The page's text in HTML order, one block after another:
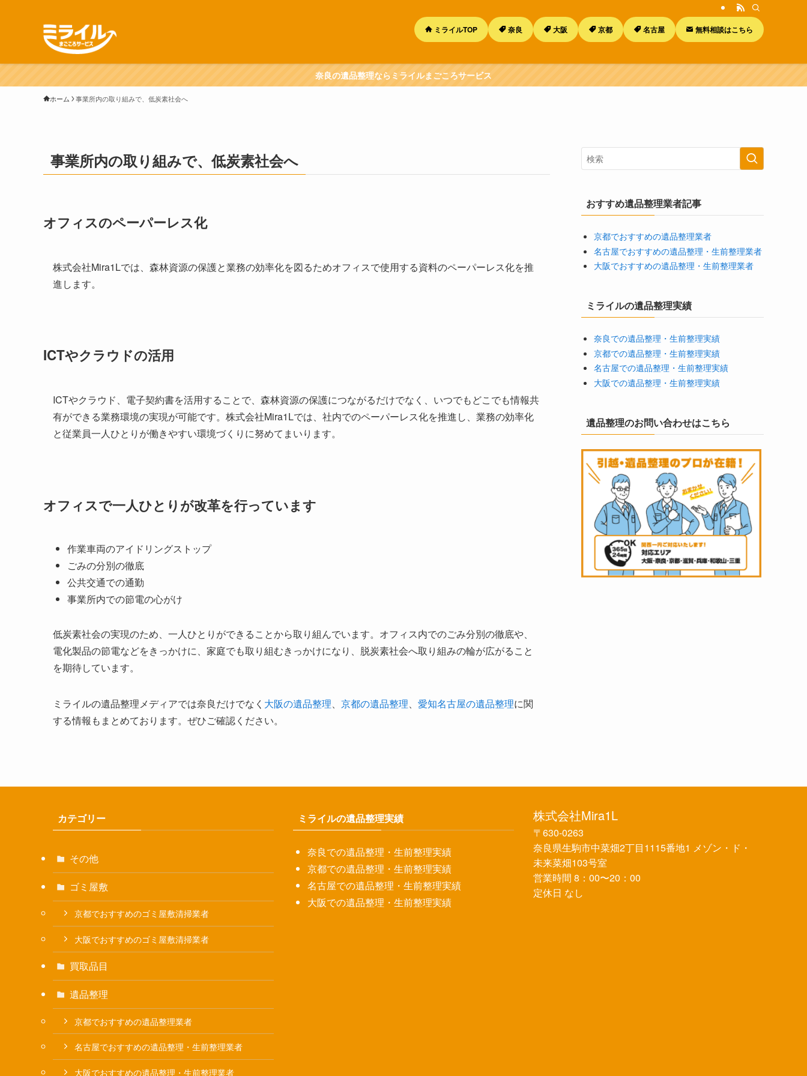
ミライルTOP 奈良 大阪 京都 名古屋 無料相談はこちら
奈良の遺品整理ならミライルまごころサービス
ホーム 事業所内の取り組みで、低炭素社会へ
事業所内の取り組みで、低炭素社会へ
オフィスのペーパーレス化
株式会社Mira1Lでは、森林資源の保護と業務の効率化を図るためオフィスで使用する資料のペーパーレス化を推
進します。
ICTやクラウドの活用
ICTやクラウド、電子契約書を活用することで、森林資源の保護につながるだけでなく、いつでもどこでも情報共
有ができる業務環境の実現が可能です。株式会社Mira1Lでは、社内でのペーパーレス化を推進し、業務の効率化
と従業員一人ひとりが働きやすい環境づくりに努めてまいります。
オフィスで一人ひとりが改革を行っています
作業車両のアイドリングストップ
ごみの分別の徹底
公共交通での通勤
事業所内での節電の心がけ
低炭素社会の実現のため、一人ひとりができることから取り組んでいます。オフィス内でのごみ分別の徹底や、
電化製品の節電などをきっかけに、家庭でも取り組むきっかけになり、脱炭素社会へ取り組みの輪が広がること
を期待しています。
ミライルの遺品整理メディアでは奈良だけでなく 大阪の遺品整理 京都の遺品整理 愛知名古屋の遺品整理に関
する情報もまとめております。ぜひご確認ください。
おすすめ遺品整理業者記事
京都でおすすめの遺品整理業者
名古屋でおすすめの遺品整理・生前整理業者
大阪でおすすめの遺品整理・生前整理業者
ミライルの遺品整理実績
奈良での遺品整理・生前整理実績
京都での遺品整理・生前整理実績
名古屋での遺品整理・生前整理実績
大阪での遺品整理・生前整理実績
遺品整理のお問い合わせはこちら
カテゴリー
その他
ゴミ屋敷
京都でおすすめのゴミ屋敷清掃業者
大阪でおすすめのゴミ屋敷清掃業者
買取品目
遺品整理
京都でおすすめの遺品整理業者
名古屋でおすすめの遺品整理・生前整理業者
大阪でおすすめの遺品整理・生前整理業者
ミライルの遺品整理実績
奈良での遺品整理・生前整理実績
京都での遺品整理・生前整理実績
名古屋での遺品整理・生前整理実績
大阪での遺品整理・生前整理実績
株式会社Mira1L
〒630-0263
奈良県生駒市中菜畑2丁目1115番地1 メゾン・ド・
未来菜畑103号室
営業時間 8：00〜20：00
定休日 なし